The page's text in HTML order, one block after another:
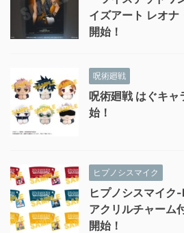
イズアート レオ
開始！
呪術廻戦
呪術廻戦 はぐキャ
始！
ヒプノシスマイク
ヒプノシスマイ
アクリルチャーム
開始！